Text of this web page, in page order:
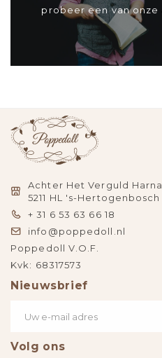
probeer een van onze
Achter Het Verguld
5211 HL 's-Hertogenbosch
+ 31 6 53 63 66 18
info@poppedoll.nl
Poppedoll V.O.F.
Kvk: 68317573
Nieuwsbrief
Volg ons